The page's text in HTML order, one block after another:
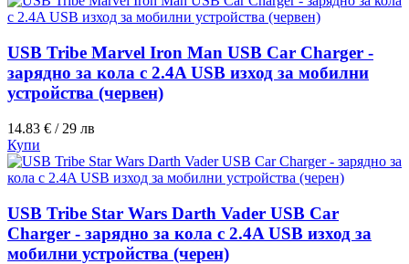
USB Tribe Marvel Iron Man USB Car Charger -
зарядно за кола с 2.4A USB изход за мобилни
устройства (червен)
14.83 € / 29 лв
Купи
USB Tribe Star Wars Darth Vader USB Car
Charger - зарядно за кола с 2.4A USB изход за
мобилни устройства (черен)